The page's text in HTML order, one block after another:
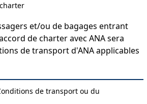
et/ou de bagages entrant
de charter avec ANA sera
de transport d'ANA applicables
de transport ou du